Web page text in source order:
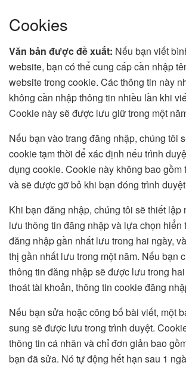
Cookies
Văn bản được đề xuất: Nếu bạn viết
website, bạn có thể cung cấp cần nhập
website trong cookie. Các thông tin này
không cần nhập thông tin nhiều lần khi
Cookie này sẽ được lưu giữ trong một
Nếu bạn vào trang đăng nhập, chúng tôi
cookie tạm thời để xác định nếu trình
dụng cookie. Cookie này không bao gồm
và sẽ được gỡ bỏ khi bạn đóng trình
Khi bạn đăng nhập, chúng tôi sẽ thiết lập
lưu thông tin đăng nhập và lựa chọn hiển
đăng nhập gần nhất lưu trong hai ngày,
thị gần nhất lưu trong một năm. Nếu bạn
thông tin đăng nhập sẽ được lưu trong
thoát tài khoản, thông tin cookie đăng
Nếu bạn sửa hoặc công bố bài viết, một
sung sẽ được lưu trong trình duyệt.
thông tin cá nhân và chỉ đơn giản bao
bạn đã sửa. Nó tự động hết hạn sau 1